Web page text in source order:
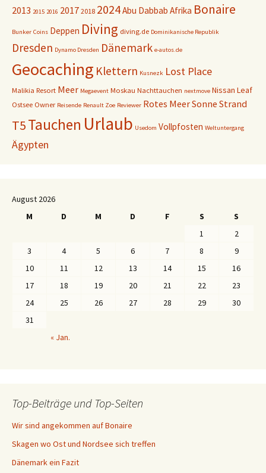
2013 2015 2016 2017 2018 2024Abu Dabbab Afrika Bonaire
Bunker Coins Deppen Diving diving.de Dominikanische Republik
Dresden Dynamo Dresden Dänemark e-autos.de
Geocaching Klettern Kusnezk Lost Place
Malikia Resort Meer Megaevent Moskau Nachttauchen nextmove Nissan Leaf
Ostsee Owner Reisende Renault Zoe Reviewer Rotes MeerSonne Strand
T5Tauchen Urlaub Usedom Vollpfosten Weltuntergang
Ägypten
August 2026
M
D M D F S
S
1
2
3
4 5 6 7 8
9
10
11 12 13 14 15
16
17
18 19 20 21 22
23
24
25 26 27 28 29
30
31
« Jan.
Top-Beiträge und Top-Seiten
Wir sind angekommen auf Bonaire
Skagen wo Ost und Nordsee sich treffen
Dänemark ein Fazit